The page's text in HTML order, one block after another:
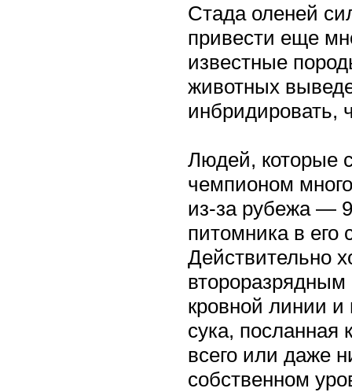
Стада оленей
привести еще
известные
животных
инбридировать,
Людей, которые
чемпионом
из-за рубежа —
питомника в его
Действительно
кровной линии и
сука, посланная
всего или даже
собственном